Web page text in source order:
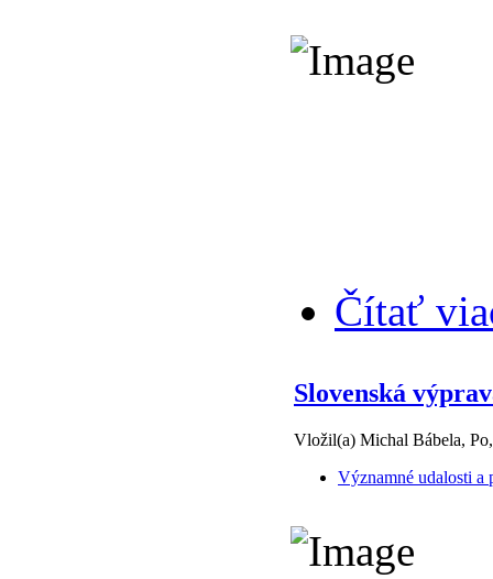
Čítať
Slovenská
Vložil(a) Michal Bábela,
Významné udalosti a